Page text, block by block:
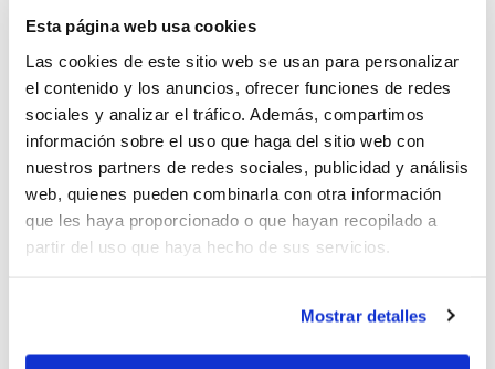
Esta página web usa cookies
Las cookies de este sitio web se usan para personalizar
el contenido y los anuncios, ofrecer funciones de redes
sociales y analizar el tráfico. Además, compartimos
información sobre el uso que haga del sitio web con
nuestros partners de redes sociales, publicidad y análisis
web, quienes pueden combinarla con otra información
que les haya proporcionado o que hayan recopilado a
partir del uso que haya hecho de sus servicios.
Mostrar detalles
También se mostraron diferentes formas de salida de
autonómicas), y por último se enlazó con la posibilidad
de llegar jugando a partir de la salida de presión.
La siguiente actividad que recoge el Plan
de Formación Continua será Entrenando
fundamentos colectivos con Ana Irles, un
un entrenamiento de la Selección Alevín
Femenina de la Comunidad Valenciana.